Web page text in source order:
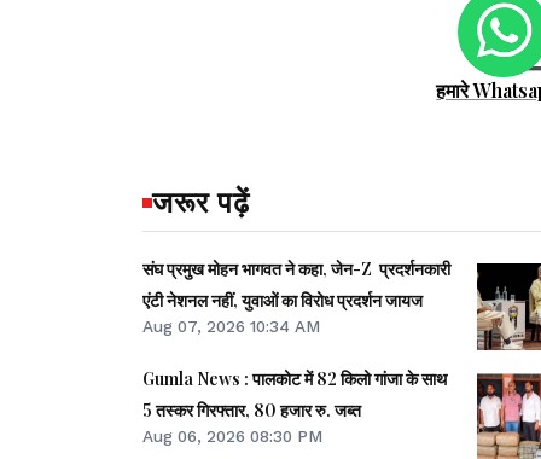
हमारे
जरूर पढ़ें
संघ प्रमुख मोहन भागवत ने कहा, जेन-Z प्रदर्शनकारी
एंटी नेशनल नहीं, युवाओं का विरोध प्रदर्शन जायज
Aug 07, 2026 10:34 AM
Gumla News : पालकोट में 82 किलो गांजा के साथ
5 तस्कर गिरफ्तार, 80 हजार रु. जब्त
Aug 06, 2026 08:30 PM